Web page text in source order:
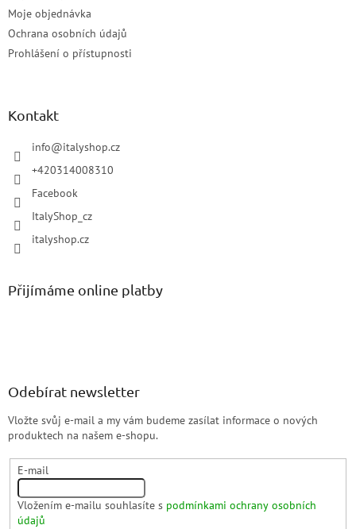
Moje objednávka
Ochrana osobních údajů
Prohlášení o přístupnosti
Kontakt
info@italyshop.cz
+420314008310
Facebook
ItalyShop_cz
italyshop.cz
Přijímáme online platby
Odebírat newsletter
Vložte svůj e-mail a my vám budeme zasílat informace o nových
produktech na našem e-shopu.
E-mail
Vložením e-mailu souhlasíte s podmínkami ochrany osobních
údajů